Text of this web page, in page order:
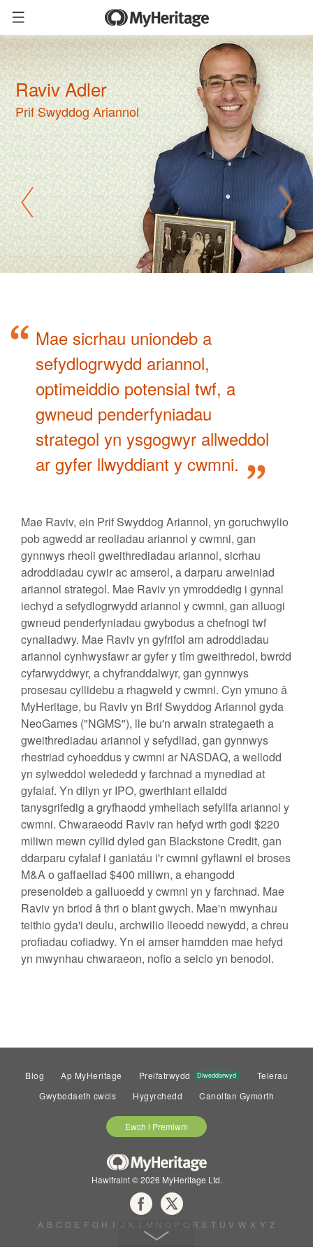
Raviv Adler
Prif Swyddog Ariannol
Mae sicrhau uniondeb a
sefydlogrwydd ariannol,
optimeiddio potensial twf, a
gwneud penderfyniadau
strategol yn ysgogwyr allweddol
ar gyfer llwyddiant y cwmni.
Mae Raviv, ein Prif Swyddog Ariannol, yn goruchwylio
pob agwedd ar reoliadau ariannol y cwmni, gan
gynnwys rheoli gweithrediadau ariannol, sicrhau
adroddiadau cywir ac amserol, a darparu arweiniad
ariannol strategol. Mae Raviv yn ymroddedig i gynnal
iechyd a sefydlogrwydd ariannol y cwmni, gan alluogi
gwneud penderfyniadau gwybodus a chefnogi twf
cynaliadwy. Mae Raviv yn gyfrifol am adroddiadau
ariannol cynhwysfawr ar gyfer y tîm gweithredol, bwrdd
cyfarwyddwyr, a chyfranddalwyr, gan gynnwys
prosesau cyllidebu a rhagweld y cwmni. Cyn ymuno â
MyHeritage, bu Raviv yn Brif Swyddog Ariannol gyda
NeoGames ("NGMS"), lle bu'n arwain strategaeth a
gweithrediadau ariannol y sefydliad, gan gynnwys
rhestriad cyhoeddus y cwmni ar NASDAQ, a wellodd
yn sylweddol welededd y farchnad a mynediad at
gyfalaf. Yn dilyn yr IPO, gwerthiant eilaidd
tanysgrifedig a gryfhaodd ymhellach sefyllfa ariannol y
cwmni. Chwaraeodd Raviv ran hefyd wrth godi $220
miliwn mewn cyllid dyled gan Blackstone Credit, gan
ddarparu cyfalaf i ganiatáu i'r cwmni gyflawni ei broses
M&A o gaffaeliad $400 miliwn, a ehangodd
presenoldeb a galluoedd y cwmni yn y farchnad. Mae
Raviv yn briod â thri o blant gwych. Mae'n mwynhau
teithio gyda'i deulu, archwilio lleoedd newydd, a chreu
profiadau cofiadwy. Yn ei amser hamdden mae hefyd
yn mwynhau chwaraeon, nofio a seiclo yn benodol.
Blog Ap MyHeritage Preifatrwydd Diweddarwyd
Telerau
Gwybodaeth cwcis
Hygyrchedd Canolfan Gymorth
Ewch i Premiwm
Hawlfraint © 2026 MyHeritage Ltd.
A B C D E F G H I J K L M N O P Q R S T U V W X Y Z